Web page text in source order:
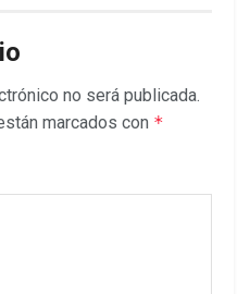
no será publicada.
marcados con *